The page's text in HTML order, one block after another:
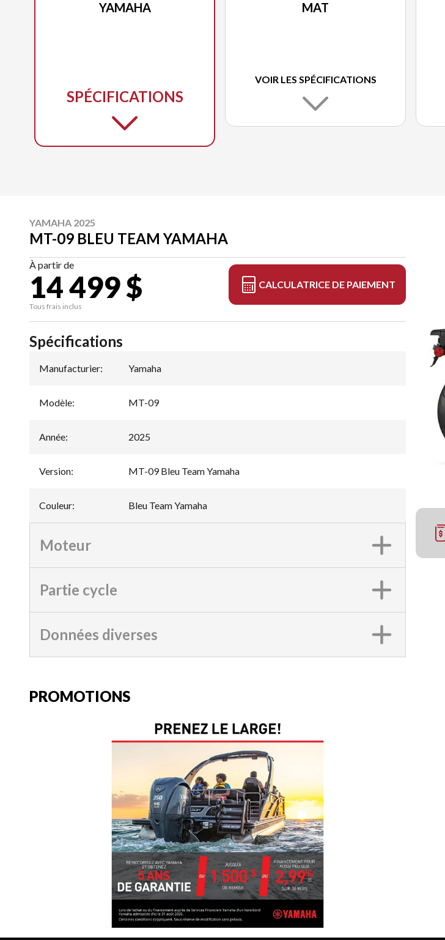
YAMAHA
SPÉCIFICATIONS
MAT
VOIR LES SPÉCIFICATIONS
YAMAHA 2025
MT-09 BLEU TEAM YAMAHA
À partir de
14 499 $
Tous frais inclus
CALCULATRICE DE PAIEMENT
Spécifications
Manufacturier: Yamaha
Modèle: MT-09
Année: 2025
Version: MT-09 Bleu Team Yamaha
Couleur: Bleu Team Yamaha
Moteur
Partie cycle
Données diverses
PROMOTIONS